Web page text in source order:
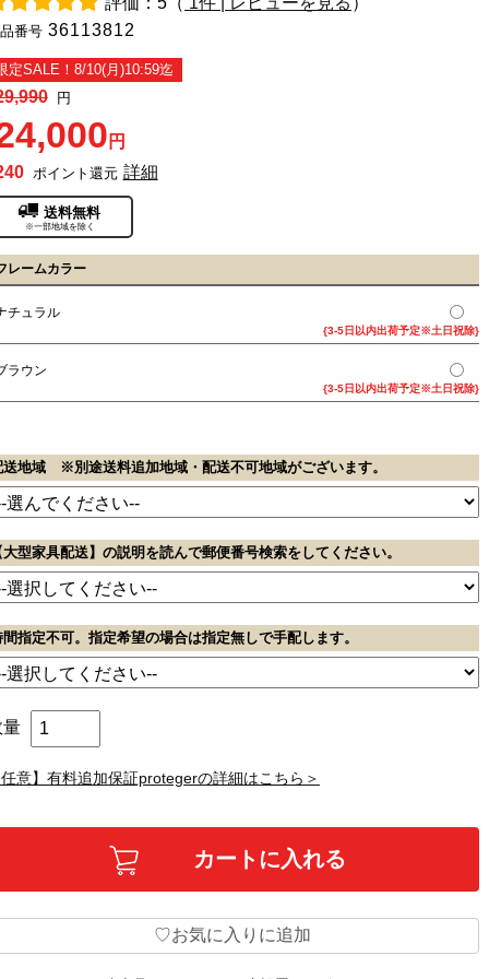
番号36113812
定SALE！8/10(月)10:59迄
円
円
ポイント還元 詳細
送料無料
※一部地域を除く
レームカラー
チュラル
{3-5日以内出荷予定※土日祝除}
ラウン
{3-5日以内出荷予定※土日祝除}
送地域 ※別途送料追加地域・配送不可地域がございます。
大型家具配送】の説明を読んで郵便番号検索をしてください。
間指定不可。指定希望の場合は指定無しで手配します。
量
意】有料追加保証protegerの詳細はこちら＞
♡お気に入りに追加